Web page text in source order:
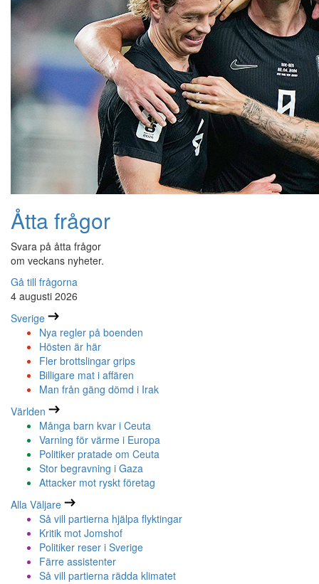
Åtta frågor
Svara på åtta frågor
om veckans nyheter.
Gå till frågorna
4 augusti 2026
Sverige
Nya regler på boenden
Hösten är här
Fler brottslingar grips
Billigare mat i affären
Man från gäng dömd i Irak
Världen
Många barn kvar i Ceuta
Varning för värme i Europa
Politiker pratade om Ceuta
Stor begravning i Gaza
Attacker mot ryskt företag
Alla Väljare
Så vill partierna hjälpa flyktingar
Kritik mot Jomshof
Politiker reser i Sverige
Färre assistenter
Så vill partierna rädda klimatet